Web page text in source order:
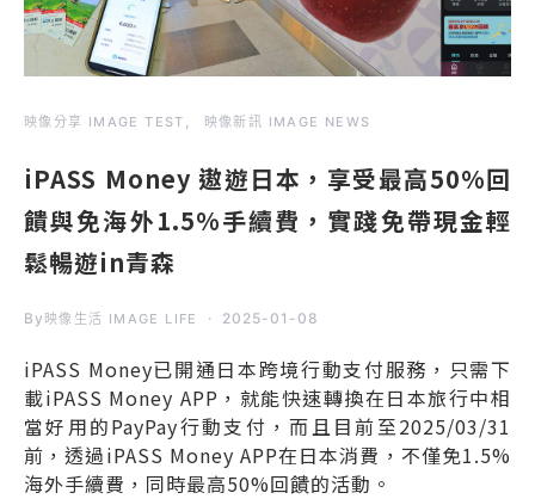
映像分享 IMAGE TEST 映像新訊 IMAGE NEWS
iPASS Money 遨遊日本，享受最高50%回
饋與免海外1.5%手續費，實踐免帶現金輕
鬆暢遊in青森
By 映像生活 IMAGE LIFE 2025-01-08
iPASS Money已開通日本跨境行動支付服務，只需下
載iPASS Money APP，就能快速轉換在日本旅行中相
當好用的PayPay行動支付，而且目前至2025/03/31
前，透過iPASS Money APP在日本消費，不僅免1.5%
海外手續費，同時最高50%回饋的活動。